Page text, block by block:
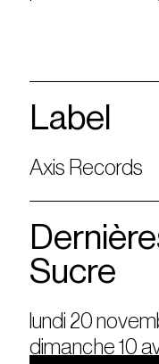
Label
Axis Records
Sucre
lundi 20
dimanche 10